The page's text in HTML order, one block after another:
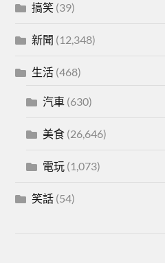
搞笑 (39)
新聞 (12,348)
生活 (468)
汽車 (630)
美食 (26,646)
電玩 (1,073)
笑話 (54)